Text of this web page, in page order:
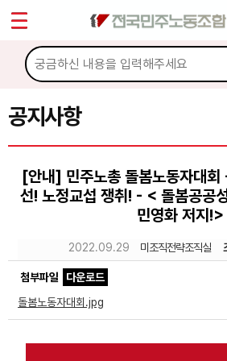
공지사항
[안내] 민주노총 돌봄노동자대회
선! 노정교섭 쟁취! - < 돌봄공공
민영화 저지!>
2022.09.29 미조직전략조직실
첨부파일
다운로드
돌봄노동자대회.jpg
마이페이지
소개
소식
공지사항
성명·보도
노동상담
자료
Sketchbook5, 스케
Sketchbook5, 스케